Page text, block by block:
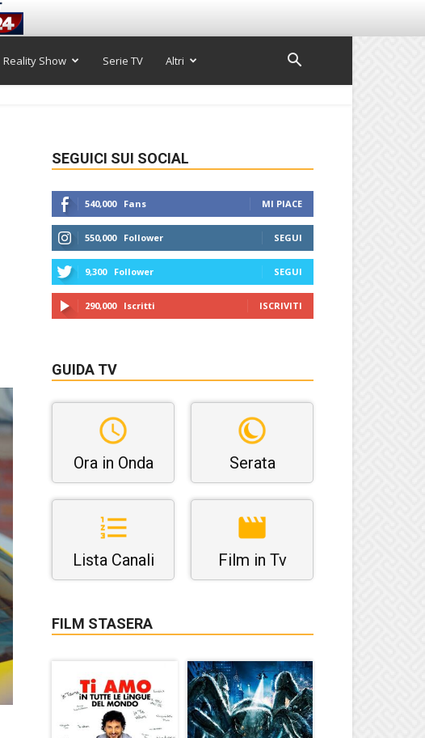
Reality Show Serie TV Altri
SEGUICI SUI SOCIAL
540,000 Fans MI PIACE
550,000 Follower SEGUI
9,300 Follower SEGUI
290,000 Iscritti ISCRIVITI
GUIDA TV
Ora in Onda Serata
Lista Canali Film in Tv
FILM STASERA